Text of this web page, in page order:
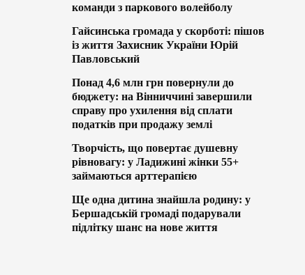
команди з паркового волейболу
Гайсинська громада у скорботі: пішов
із життя Захисник України Юрій
Павловський
Понад 4,6 млн грн повернули до
бюджету: на Вінниччині завершили
справу про ухилення від сплати
податків при продажу землі
Творчість, що повертає душевну
рівновагу: у Ладижині жінки 55+
займаються арттерапією
Ще одна дитина знайшла родину: у
Бершадській громаді подарували
підлітку шанс на нове життя